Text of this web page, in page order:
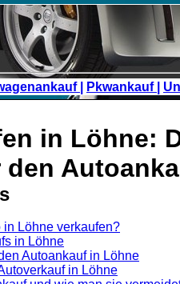
| Pkwankauf |
in Löhne:
in Löhne verkaufen?
in Löhne
Autoankauf in Löhne
in Löhne